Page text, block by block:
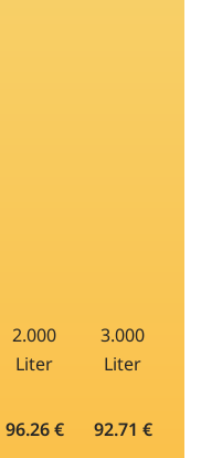
2.000
Liter
3.000
Liter
96.26 € 92.71 €